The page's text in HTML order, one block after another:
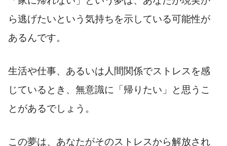
ら逃げたいという気持ちを示している可能性が
あるんです。
生活や仕事、あるいは人間関係でストレスを感
じているとき、無意識に「帰りたい」と思うこ
とがあるでしょう。
この夢は、あなたがそのストレスから解放され